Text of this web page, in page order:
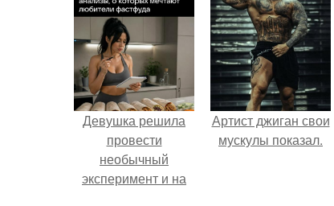
Девушка решила
провести
необычный
эксперимент и на
Артист джиган свои
мускулы показал.